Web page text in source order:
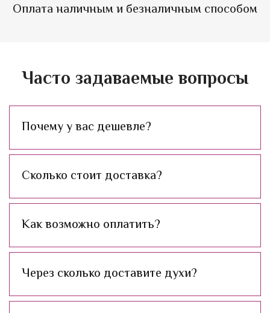
Оплата наличным и безналичным способом
Часто задаваемые вопросы
Почему у вас дешевле?
Сколько стоит доставка?
Как возможно оплатить?
Через сколько доставите духи?